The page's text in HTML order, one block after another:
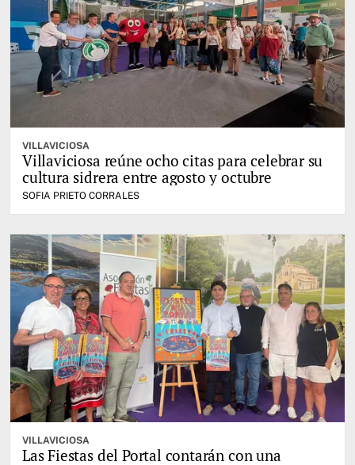
VILLAVICIOSA
Villaviciosa reúne ocho citas para celebrar su
cultura sidrera entre agosto y octubre
SOFIA PRIETO CORRALES
VILLAVICIOSA
Las Fiestas del Portal contarán con una